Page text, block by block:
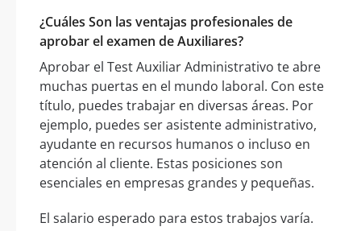
¿Cuáles Son las ventajas profesionales de
aprobar el examen de Auxiliares?
Aprobar el Test Auxiliar Administrativo te abre
muchas puertas en el mundo laboral. Con este
título, puedes trabajar en diversas áreas. Por
ejemplo, puedes ser asistente administrativo,
ayudante en recursos humanos o incluso en
atención al cliente. Estas posiciones son
esenciales en empresas grandes y pequeñas.
El salario esperado para estos trabajos varía.